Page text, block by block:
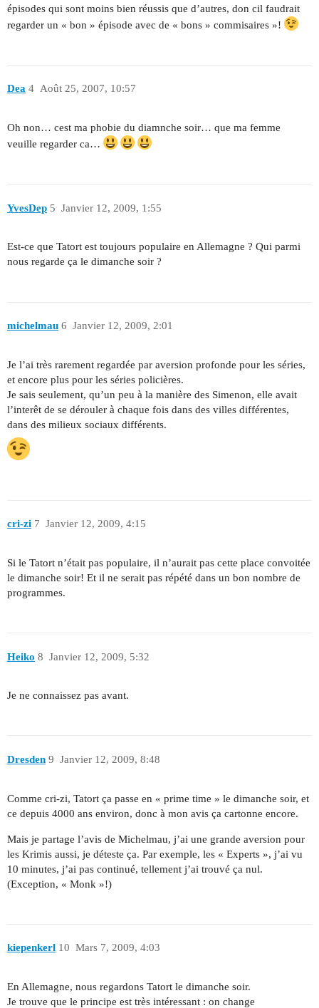
épisodes qui sont moins bien réussis que d’autres, don cil faudrait
regarder un « bon » épisode avec de « bons » commisaires »!
Dea Août 25, 2007, 10:57
4
Oh non… cest ma phobie du diamnche soir… que ma femme
veuille regarder ca…
YvesDep Janvier 12, 2009, 1:55
5
Est-ce que Tatort est toujours populaire en Allemagne ? Qui parmi
nous regarde ça le dimanche soir ?
michelmau Janvier 12, 2009, 2:01
6
Je l’ai très rarement regardée par aversion profonde pour les séries,
et encore plus pour les séries policières.
Je sais seulement, qu’un peu à la manière des Simenon, elle avait
l’interêt de se dérouler à chaque fois dans des villes différentes,
dans des milieux sociaux différents.
cri-zi Janvier 12, 2009, 4:15
7
Si le Tatort n’était pas populaire, il n’aurait pas cette place convoitée
le dimanche soir! Et il ne serait pas répété dans un bon nombre de
programmes.
Heiko Janvier 12, 2009, 5:32
8
Je ne connaissez pas avant.
Dresden Janvier 12, 2009, 8:48
9
Comme cri-zi, Tatort ça passe en « prime time » le dimanche soir, et
ce depuis 4000 ans environ, donc à mon avis ça cartonne encore.
Mais je partage l’avis de Michelmau, j’ai une grande aversion pour
les Krimis aussi, je déteste ça. Par exemple, les « Experts », j’ai vu
10 minutes, j’ai pas continué, tellement j’ai trouvé ça nul.
(Exception, « Monk »!)
kiepenkerl Mars 7, 2009, 4:03
10
En Allemagne, nous regardons Tatort le dimanche soir.
Je trouve que le principe est très intéressant : on change